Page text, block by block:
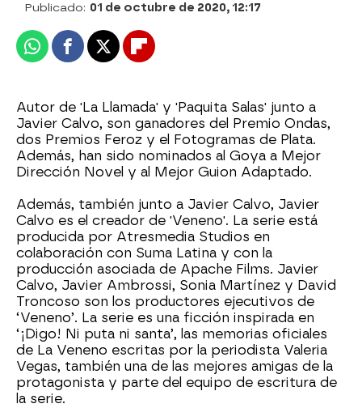
Publicado: 01 de octubre de 2020, 12:17
WhatsappFacebook
X Flipboard
Autor de 'La Llamada' y 'Paquita Salas' junto a
Javier Calvo, son ganadores del Premio Ondas,
dos Premios Feroz y el Fotogramas de Plata.
Además, han sido nominados al Goya a Mejor
Dirección Novel y al Mejor Guion Adaptado.
Además, también junto a Javier Calvo, Javier
Calvo es el creador de 'Veneno'. La serie está
producida por Atresmedia Studios en
colaboración con Suma Latina y con la
producción asociada de Apache Films. Javier
Calvo, Javier Ambrossi, Sonia Martínez y David
Troncoso son los productores ejecutivos de
‘Veneno’. La serie es una ficción inspirada en
‘¡Digo! Ni puta ni santa’, las memorias oficiales
de La Veneno escritas por la periodista Valeria
Vegas, también una de las mejores amigas de la
protagonista y parte del equipo de escritura de
la serie.